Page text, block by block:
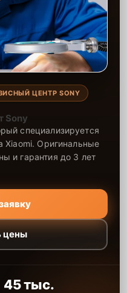
ЦЕНТР SONY
Sony
специализируется
Xiaomi. Оригинальные
и гарантия до 3 лет
цены
45 тыс.